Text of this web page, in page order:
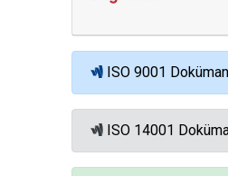
ISO 9001
ISO 14001